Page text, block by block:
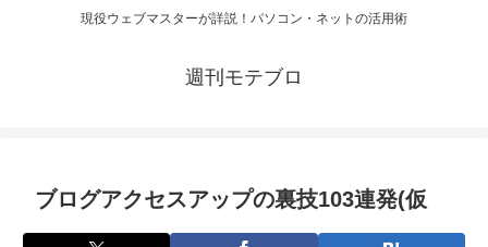
現役ウェブマスターが詳説！パソコン・ネットの活用術
週刊モテブロ
ブログアクセスアップの裏技103連発(仮